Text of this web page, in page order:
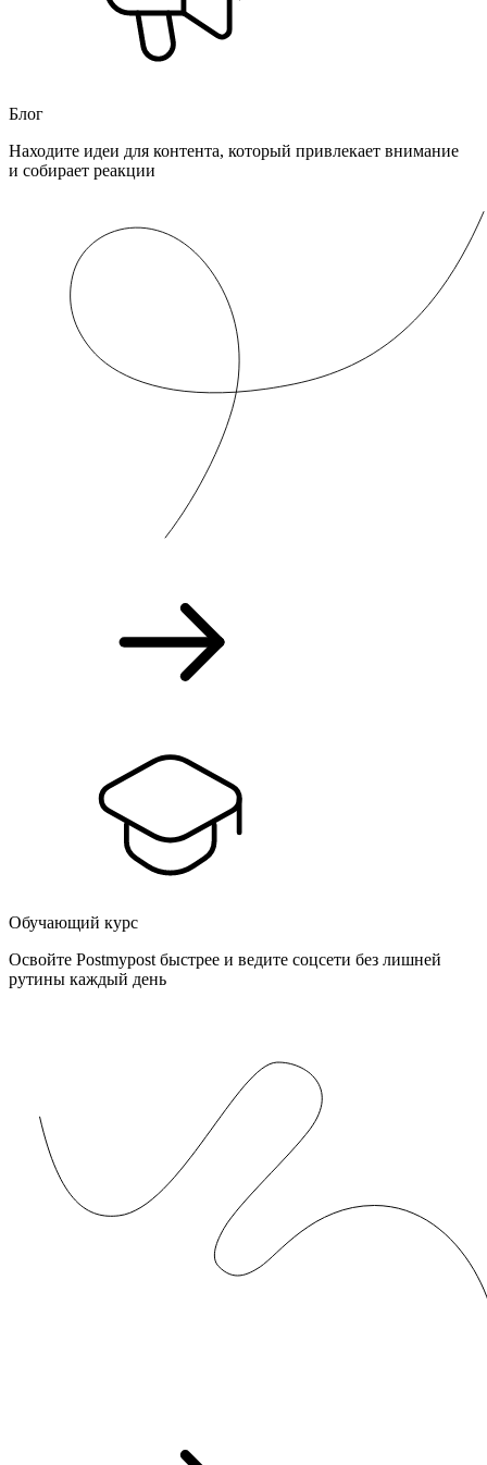
Блог
Находите идеи для контента, который привлекает внимание
и собирает реакции
Обучающий курс
Освойте Postmypost быстрее и ведите соцсети без лишней
рутины каждый день